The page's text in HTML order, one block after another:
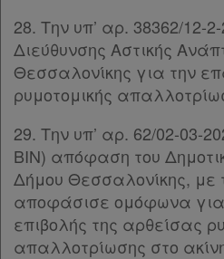
28. Την υπ’ αρ. 38362/12-
Διεύθυνσης Αστικής
Θεσσαλονίκης για την
ρυμοτομικής
29. Την υπ’ αρ. 62/02-03-
ΒΙΝ) απόφαση του
Δήμου Θεσσαλονίκης, με
αποφάσισε ομόφωνα για
επιβολής της αρθείσας
απαλλοτρίωσης στο